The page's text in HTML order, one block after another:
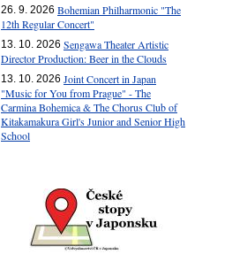
26. 9. 2026 Bohemian Philharmonic "The
12th Regular Concert"
13. 10. 2026 Sengawa Theater Artistic
Director Production: Beer in the Clouds
13. 10. 2026 Joint Concert in Japan
"Music for You from Prague" - The
Carmina Bohemica & The Chorus Club of
Kitakamakura Girl's Junior and Senior High
School